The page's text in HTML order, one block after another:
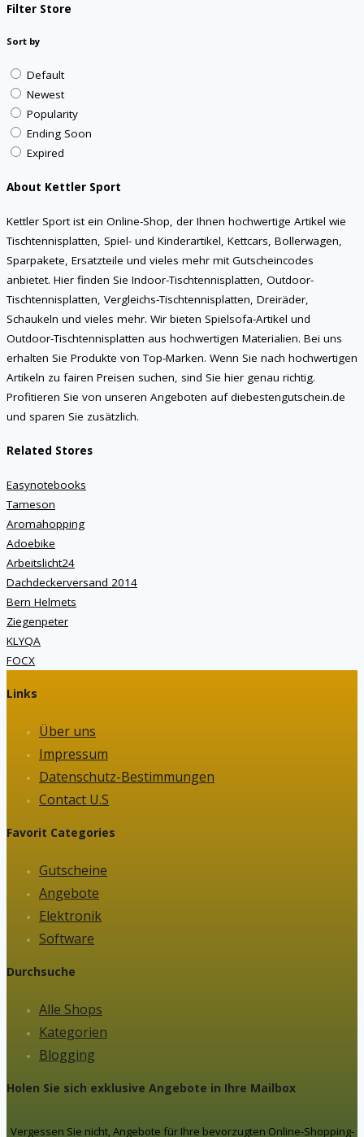
Filter Store
Sort by
Default
Newest
Popularity
Ending Soon
Expired
About Kettler Sport
Kettler Sport ist ein Online-Shop, der Ihnen hochwertige Artikel wie
Tischtennisplatten, Spiel- und Kinderartikel, Kettcars, Bollerwagen,
Sparpakete, Ersatzteile und vieles mehr mit Gutscheincodes
anbietet. Hier finden Sie Indoor-Tischtennisplatten, Outdoor-
Tischtennisplatten, Vergleichs-Tischtennisplatten, Dreiräder,
Schaukeln und vieles mehr. Wir bieten Spielsofa-Artikel und
Outdoor-Tischtennisplatten aus hochwertigen Materialien. Bei uns
erhalten Sie Produkte von Top-Marken. Wenn Sie nach hochwertigen
Artikeln zu fairen Preisen suchen, sind Sie hier genau richtig.
Profitieren Sie von unseren Angeboten auf diebestengutschein.de
und sparen Sie zusätzlich.
Related Stores
Easynotebooks
Tameson
Aromahopping
Adoebike
Arbeitslicht24
Dachdeckerversand 2014
Bern Helmets
Ziegenpeter
KLYQA
FOCX
Links
Über uns
Impressum
Datenschutz-Bestimmungen
Contact U.S
Favorit Categories
Gutscheine
Angebote
Elektronik
Software
Durchsuche
Alle Shops
Kategorien
Blogging
Holen Sie sich exklusive Angebote in Ihre Mailbox
Vergessen Sie nicht, Angebote für Ihre bevorzugten Online-Shopping-